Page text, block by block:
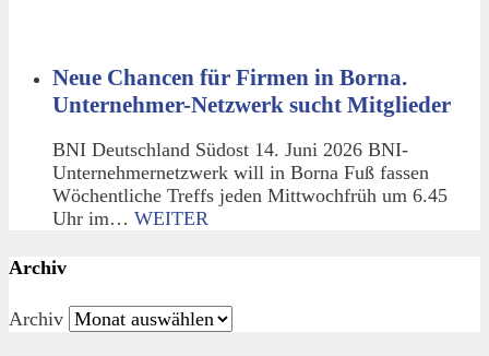
Neue Chancen für Firmen in Borna.
Unternehmer-Netzwerk sucht Mitglieder
BNI Deutschland Südost 14. Juni 2026 BNI-
Unternehmernetzwerk will in Borna Fuß fassen
Wöchentliche Treffs jeden Mittwochfrüh um 6.45
Uhr im… WEITER
Archiv
Archiv